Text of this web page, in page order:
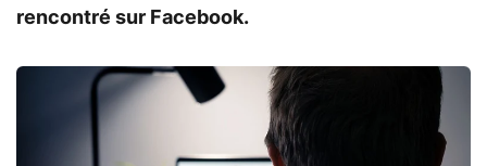
rencontré sur Facebook.